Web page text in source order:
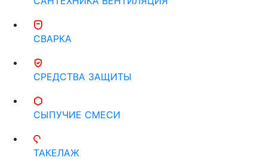
СВАРКА
СРЕДСТВА ЗАЩИТЫ
СЫПУЧИЕ СМЕСИ
ТАКЕЛАЖ